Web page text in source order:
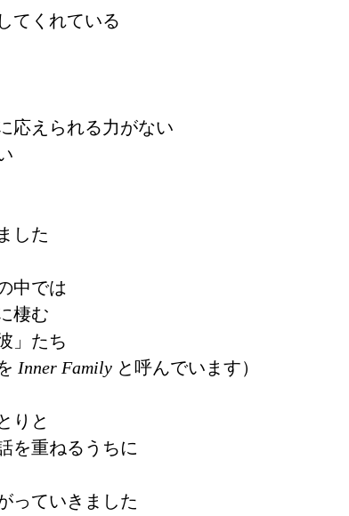
てくれている
応えられる力がない
した
中では
棲む
」たち
Inner Family と呼んでいます）
りと
を重ねるうちに
っていきました